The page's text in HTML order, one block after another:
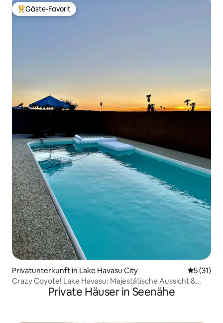
Beliebter Gäste-Favorit.
Gäste-Favorit
Privatunterkunft in Lake Havasu City
5 (31)
Crazy Coyote! Lake Havasu: Majestätische Aussicht &
Private Häuser in Seenähe